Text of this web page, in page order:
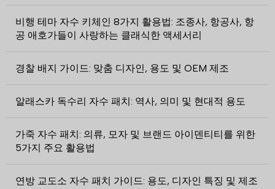
비행 테마 자수 키체인 8가지 활용법: 조종사, 항공사, 항
공 애호가들이 사랑하는 클래식한 액세서리
경찰 배지 가이드: 맞춤 디자인, 용도 및 OEM 제조
알래스카 독수리 자수 패치: 역사, 의미 및 현대적 용도
가죽 자수 패치: 의류, 모자 및 브랜드 아이덴티티를 위한
5가지 주요 활용법
연방 교도소 자수 패치 가이드: 용도, 디자인 특징 및 제조